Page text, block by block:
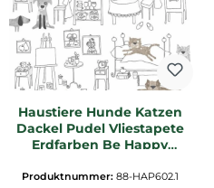
Haustiere Hunde Katzen
Dackel Pudel Vliestapete
Erdfarben Be Happy
Produktnummer: 88-HAP602.1